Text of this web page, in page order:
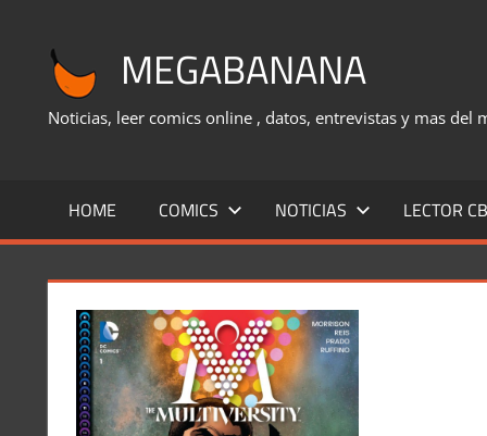
contenido
MEGABANANA
Noticias, leer comics online , datos, entrevistas y mas del
HOME COMICS NOTICIAS LECTOR